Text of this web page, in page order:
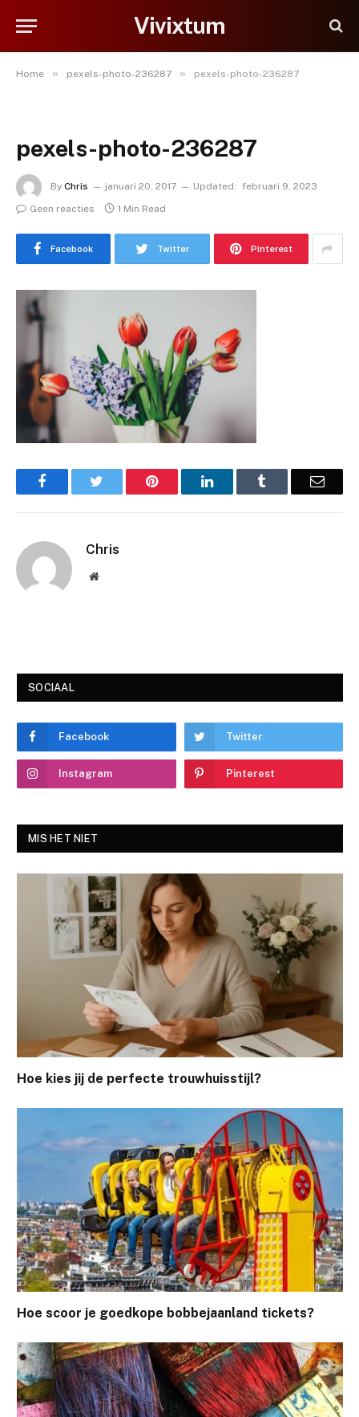
Vivixtum
Home » pexels-photo-236287 » pexels-photo-236287
pexels-photo-236287
By Chris januari 20, 2017 Updated: februari 9, 2023
Geen reacties
1 Min Read
Facebook Twitter Pinterest
Facebook Pinterest LinkedIn Email
Chris
Website
SOCIAAL
Facebook Twitter
Instagram Pinterest
MIS HET NIET
Hoe kies jij de perfecte trouwhuisstijl?
Hoe scoor je goedkope bobbejaanland tickets?